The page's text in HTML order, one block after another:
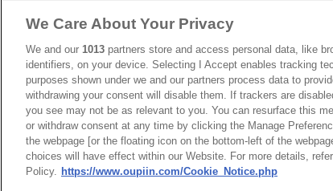
最新消息
展覽訊息
連接器信息
環保資料
加入郵件列表
常見問題
隱私權政策
Cookie政策
產品索引
台灣總公司
弘振企業股份
地址 : 334031 桃園
號
聯絡電話︰+886-3-
We Care About Your Privacy
We and our 1013 partners store and access personal data, like
identifiers, on your device. Selecting I Accept enables tracking
purposes shown under we and our partners process data to
withdrawing your consent will disable them. If trackers are
you see may not be as relevant to you. You can resurface this
or withdraw consent at any time by clicking the Manage
the webpage [or the floating icon on the bottom-left of the
choices will have effect within our Website. For more details,
Policy. https://www.oupiin.com/Cookie_Notice.php